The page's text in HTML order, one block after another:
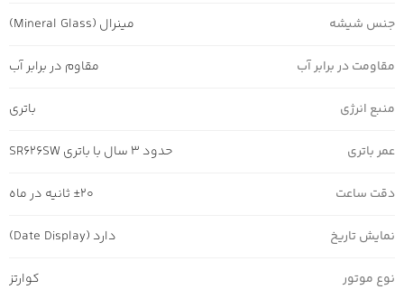
جنس شیشه مینرال (Mineral Glass)
مقاومت در برابر آب مقاوم در برابر آب
منبع انرژی باتری
عمر باتری حدود 3 سال با باتری SR626SW
دقت ساعت ±20 ثانیه در ماه
نمایش تاریخ دارد (Date Display)
نوع موتور کوارتز